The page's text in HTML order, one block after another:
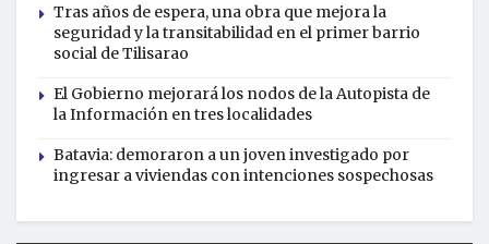
Tras años de espera, una obra que mejora la
seguridad y la transitabilidad en el primer barrio
social de Tilisarao
El Gobierno mejorará los nodos de la Autopista de
la Información en tres localidades
Batavia: demoraron a un joven investigado por
ingresar a viviendas con intenciones sospechosas